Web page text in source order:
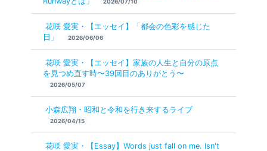
2026/07/10
花咲 愛実・【エッセイ】「都会の色彩を感じた
日」
2026/06/06
花咲 愛実・【エッセイ】家族の人生と自分の原点
を見つめ直す時〜39回目のありがとう〜
2026/05/07
小森広翔・昭和と令和を行き来するライブ
2026/04/15
花咲 愛実・【Essay】Words just fall on me. Isn't